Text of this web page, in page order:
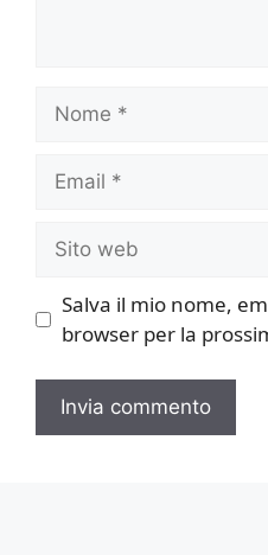
Nome
Email
Sito
web
Salva il mio nome,
browser per la